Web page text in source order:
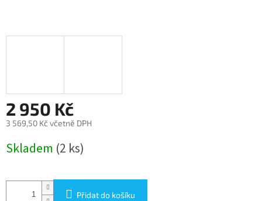
2 950 Kč
3 569,50 Kč včetně DPH
cena:
Skladem (2 ks)
Přidat do košíku